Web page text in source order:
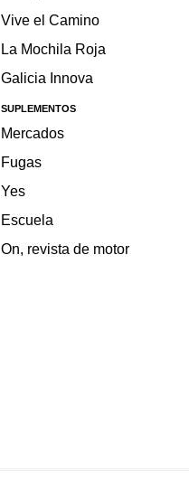
Vive el Camino
La Mochila Roja
Galicia Innova
SUPLEMENTOS
Mercados
Fugas
Yes
Escuela
On, revista de motor